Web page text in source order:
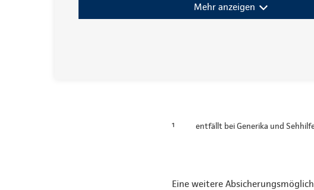
Mehr anzeigen
¹ entfällt bei Generika und
Eine weitere